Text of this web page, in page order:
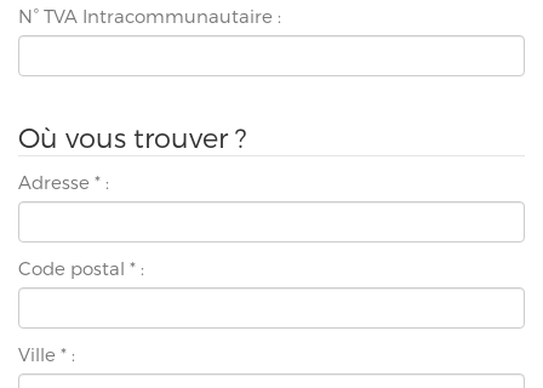
N° TVA Intracommunautaire :
Où vous trouver ?
Adresse * :
Code postal * :
Ville * :